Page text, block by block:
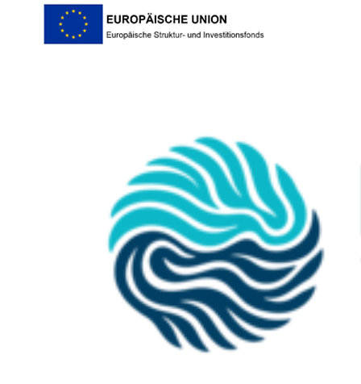
Kompetenzen und unternehmerischen Fähigkeiten bringen die
Gründer*innen mit? Wie stark ist ihr Engagement?
Pitch-Präsentation: Struktur, Überzeugungskraft,
Die eingereichten Geschäftskonzepte werden von einer
unabhängigen Jurybewertet. Das Team aus Gutachter innen
sich aus erfahrenen Unternehmer*innen, Manager*innen,
Fachexpert*innen, Kapitalgebern und Akteur*innen der
Gründerszene zusammen. Sie nominieren diezehn besten Teams
die ihre Unternehmensidee in einer zweiten Runde persönlich
, ESB Invest Vorpommern GmbH
, IHK Neubrandenburg für das östliche
Mecklenburg-Vorpommern